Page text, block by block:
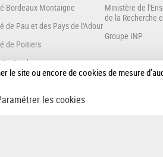
Bordeaux Montaigne
de Pau et des Pays de l'Adour
de Poitiers
Po Bordeaux
avec :
Ministère de
de la Recherche
Groupe INP
site ou encore de cookies de mesure
les cookies